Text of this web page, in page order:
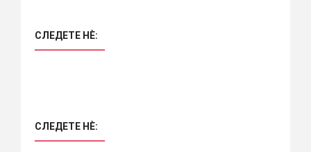
СЛЕДЕТЕ НÈ:
СЛЕДЕТЕ НÈ: